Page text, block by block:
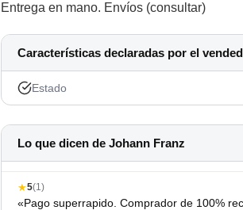
Entrega en mano. Envíos (consultar)
Características declaradas por el
Estado
Lo que dicen de Johann Franz
★5(1)
«Pago superrapido. Comprador de 100%